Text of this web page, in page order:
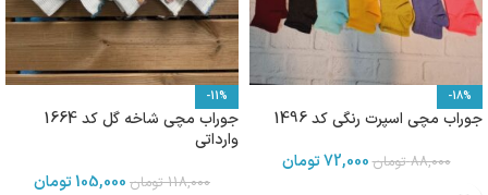
-18%
جوراب مچی اسپرت رنگی کد 1496
88,000 تومان72,000تومان
-11%
جوراب مچی شاخه گل کد 1664
وارداتی
118,000 تومان 105,000تومان